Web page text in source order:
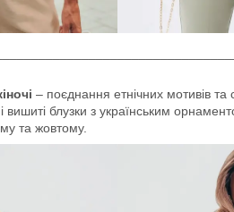
– поєднання етнічних мотивів
вишиті блузки з українським
та жовтому.